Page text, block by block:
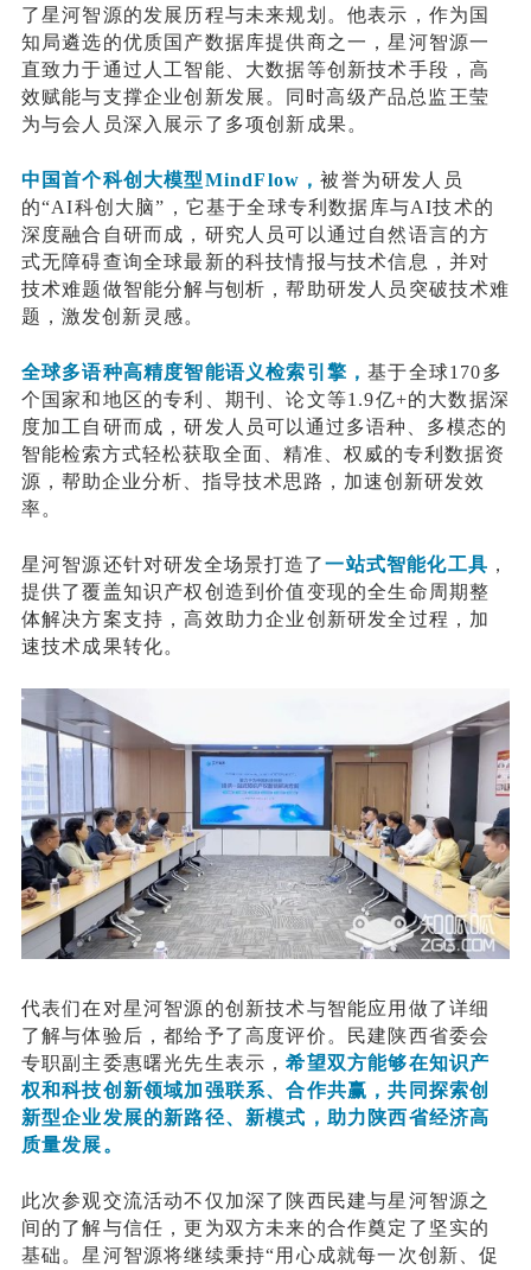
了星河智源的发展历程与未来规划。他表示，作为国
知局遴选的优质国产数据库提供商之一，星河智源一
直致力于通过人工智能、大数据等创新技术手段，高
效赋能与支撑企业创新发展。
同时高级产品总监王莹
为与会人员深入展示了多项创新成果。
中国首个科创大模型MindFlow，被誉为研发人员
的“AI科创大脑”，它基于全球专利数据库与AI技术的
深度融合自研而成，研究人员可以通过自然语言的方
式无障碍查询全球最新的科技情报与技术信息，并对
技术难题做智能分解与刨析，帮助研发人员 突破技术难
题， 激发创新灵感。
全球多语种高精度智能语义检索引擎，基于全球170多
个国家和地区的专利、期刊、论文等1.9亿+的大数据深
度加工自研而成，研发人员可以通过多语种、多模态的
智能检索方式轻松获取全面、精准、权威的专利数据资
源，帮助企业分析、指导技术思路，加速创新研发效
率。
星河智源还针对研发全场景打造了一站式智能化工具 ，
提供了覆盖知识产权创造到价值变现的全生命周期整
体解决方案支持，高效助力企业创新研发全过程，加
速技术成果转化。
代表们在对星河智源的创新技术与智能应用做了详细
了解与体验后，都给予了高度评价。民建陕西省委会
专职副主委惠曙光先生表示，希望双方能够在知识产
权和科技创新领域加强联系、合作共赢，共同探索创
新型企业发展的新路径、新模式，助力陕西省经济高
质量发展。
此次参观交流活动不仅加深了陕西民建与星河智源之
间的了解与信任，更为双方未来的合作奠定了坚实的
基础。星河智源将继续秉持“用心成就每一次创新、促